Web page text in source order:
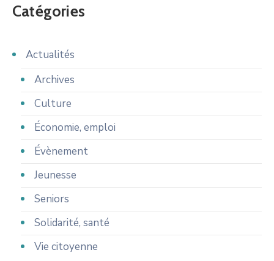
Catégories
Actualités
Archives
Culture
Économie, emploi
Évènement
Jeunesse
Seniors
Solidarité, santé
Vie citoyenne